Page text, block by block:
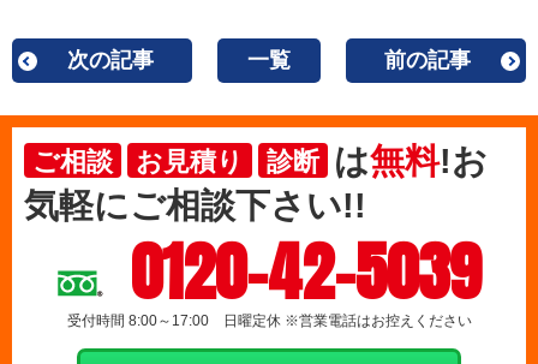
次の記事 一覧 前の記事
ご相談 お見積り 診断 は無料!お
気軽にご相談下さい!!
0120-42-5039
受付時間 8:00～17:00 日曜定休 ※営業電話はお控えください